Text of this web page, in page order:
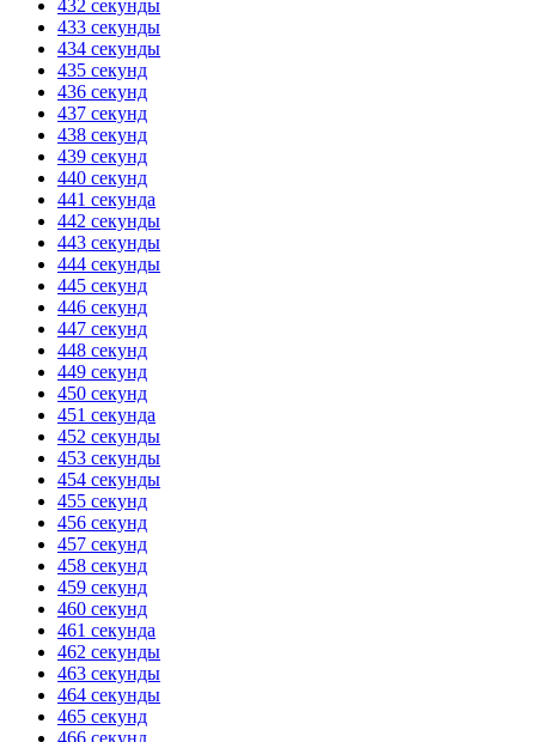
432 секунды
433 секунды
434 секунды
435 секунд
436 секунд
437 секунд
438 секунд
439 секунд
440 секунд
441 секунда
442 секунды
443 секунды
444 секунды
445 секунд
446 секунд
447 секунд
448 секунд
449 секунд
450 секунд
451 секунда
452 секунды
453 секунды
454 секунды
455 секунд
456 секунд
457 секунд
458 секунд
459 секунд
460 секунд
461 секунда
462 секунды
463 секунды
464 секунды
465 секунд